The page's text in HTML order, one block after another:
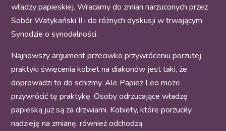
władzy papieskiej. Wracamy do zmian narzuconych przez
Sobór Watykański II i do różnych dyskusji w trwającym
Synodzie o synodalności.
Najnowszy argument przeciwko przywróceniu porzutej
praktyki święcenia kobiet na diakonów jest taki, że
doprowadzi to do schizmy. Ale Papież Leo może
przywrócić tę praktykę. Osoby odrzucające władzę
papieską już są za drzwiami. Kobiety, które porzuciły
nadzieję na zmianę, również odchodzą.